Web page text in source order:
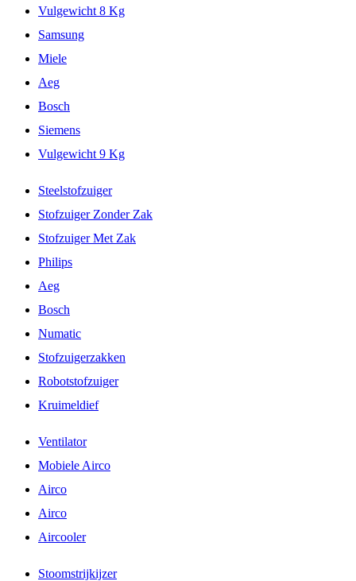
Vulgewicht 8 Kg
Samsung
Miele
Aeg
Bosch
Siemens
Vulgewicht 9 Kg
Steelstofzuiger
Stofzuiger Zonder Zak
Stofzuiger Met Zak
Philips
Aeg
Bosch
Numatic
Stofzuigerzakken
Robotstofzuiger
Kruimeldief
Ventilator
Mobiele Airco
Airco
Airco
Aircooler
Stoomstrijkijzer